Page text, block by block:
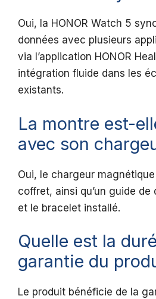
Oui, la HONOR Watch 5
données avec plusieurs
via l’application HONOR
intégration fluide dans les
existants.
La montre est-
avec son
Oui, le chargeur
coffret, ainsi qu’un guide de
et le bracelet installé.
Quelle est la
garantie du
Le produit bénéficie de la